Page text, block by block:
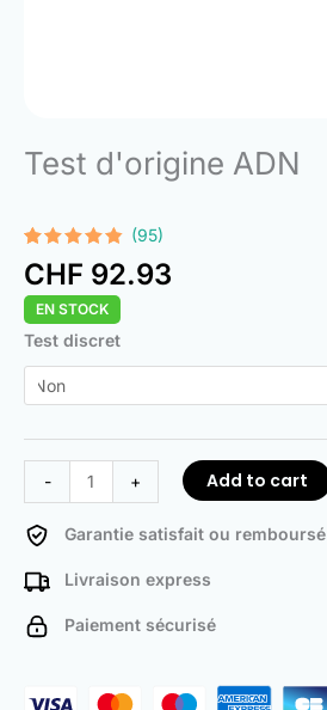
Test d'origine ADN
Rated4.74
out of 5
based on
95
customer
ratings
(95)
CHF 92.93
EN STOCK
Test discret
-
DNA
Ancestry
Test
+ Add to cart
Garantie satisfait ou remboursé
Livraison express
Paiement sécurisé